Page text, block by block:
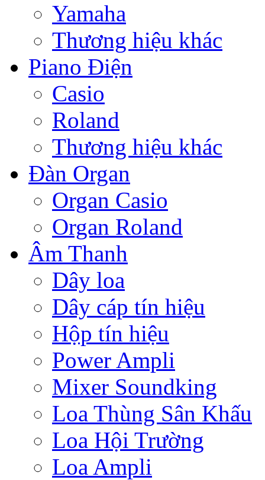
Yamaha
Thương hiệu khác
Piano Điện
Casio
Roland
Thương hiệu khác
Đàn Organ
Organ Casio
Organ Roland
Âm Thanh
Dây loa
Dây cáp tín hiệu
Hộp tín hiệu
Power Ampli
Mixer Soundking
Loa Thùng Sân Khấu
Loa Hội Trường
Loa Ampli